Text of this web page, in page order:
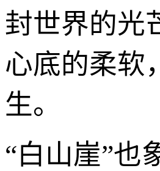
封世界的光
心底的柔软
生。
“白山崖”也